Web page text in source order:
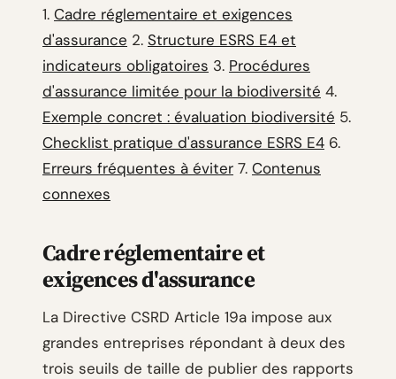
1. Cadre réglementaire et exigences
d'assurance 2. Structure ESRS E4 et
indicateurs obligatoires 3. Procédures
d'assurance limitée pour la biodiversité 4.
Exemple concret : évaluation biodiversité 5.
Checklist pratique d'assurance ESRS E4 6.
Erreurs fréquentes à éviter 7. Contenus
connexes
Cadre réglementaire et
exigences d'assurance
La Directive CSRD Article 19a impose aux
grandes entreprises répondant à deux des
trois seuils de taille de publier des rapports